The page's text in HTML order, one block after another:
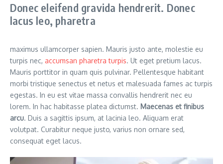
Donec eleifend gravida hendrerit. Donec
lacus leo, pharetra
maximus ullamcorper sapien. Mauris justo ante, molestie eu
turpis nec, accumsan pharetra turpis. Ut eget pretium lacus.
Mauris porttitor in quam quis pulvinar. Pellentesque habitant
morbi tristique senectus et netus et malesuada fames ac turpis
egestas. In eu est vitae massa convallis hendrerit nec eu
lorem. In hac habitasse platea dictumst. Maecenas et finibus
arcu. Duis a sagittis ipsum, at lacinia leo. Aliquam erat
volutpat. Curabitur neque justo, varius non ornare sed,
consequat eget lacus.